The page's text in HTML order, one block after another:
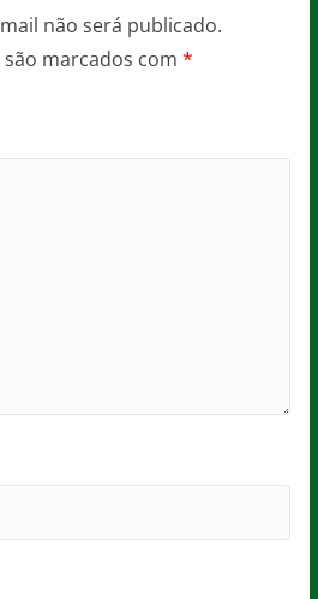
não será publicado.
marcados com *